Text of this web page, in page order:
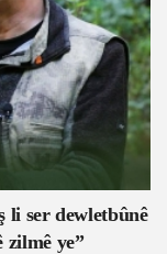
li ser dewletbûnê
zilmê ye”